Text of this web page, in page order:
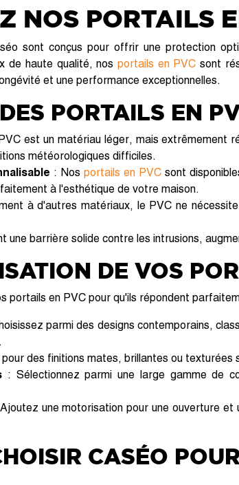
NOS PORTAILS
sont conçus pour offrir une protection
de haute qualité, nos portails en PVC sont
et une performance exceptionnelles.
PORTAILS EN
est un matériau léger, mais extrêmement
météorologiques difficiles.
: Nos portails en PVC sont
à l'esthétique de votre maison.
à d'autres matériaux, le PVC ne
une barrière solide contre les intrusions,
DE VOS
portails en PVC pour qu'ils répondent
parmi des designs contemporains,
des finitions mates, brillantes ou texturées
: Sélectionnez parmi une large gamme de
une motorisation pour une ouverture et
CASÉO